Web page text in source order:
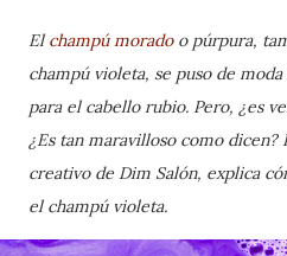
El champú moradoo púrpura,
champú violeta, se puso de
para el cabello rubio. Pero, ¿es
¿Es tan maravilloso como
creativo de Dim Salón, explica
el champú violeta.